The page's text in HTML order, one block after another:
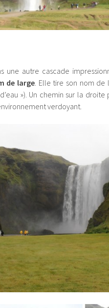
une autre cascade
de large. Elle tire son nom de
»). Un chemin sur la
verdoyant.